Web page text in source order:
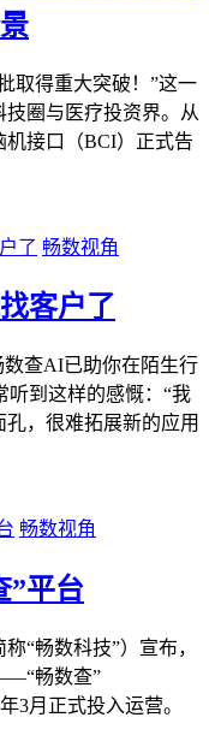
取得重大突破！”这一
圈与医疗投资界。从
接口（BCI）正式告
畅数视角
客户了
查AI已助你在陌生行
听到这样的感慨：“我
，很难拓展新的应用
畅数视角
”平台
“畅数科技”）宣布，
畅数查”
3月正式投入运营。